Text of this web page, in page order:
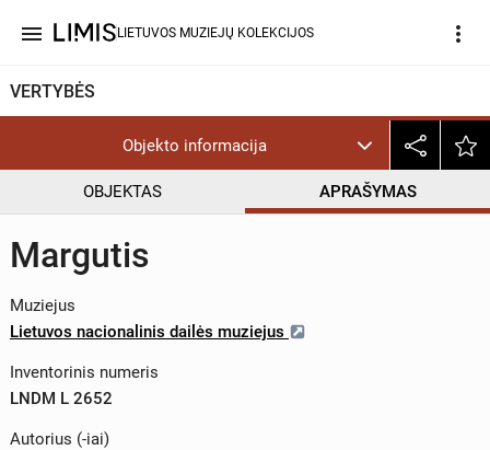
menu LIETUVOS MUZIEJŲ KOLEKCIJOS more_vert
VERTYBĖS
Objekto informacija
OBJEKTAS APRAŠYMAS
Margutis
Muziejus
Lietuvos nacionalinis dailės muziejus
Inventorinis numeris
LNDM L 2652
Autorius (-iai)